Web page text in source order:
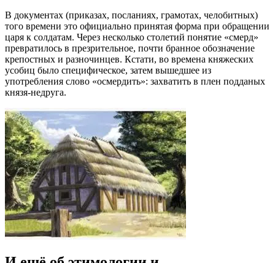
В документах (приказах, посланиях, грамотах, челобитных)
того времени это официально принятая форма при обращении
царя к солдатам. Через несколько столетий понятие «смерд»
превратилось в презрительное, почти бранное обозначение
крепостных и разночинцев. Кстати, во времена княжеских
усобиц было специфическое, затем вышедшее из
употребления слово «осмердить»: захватить в плен подданых
князя-недруга.